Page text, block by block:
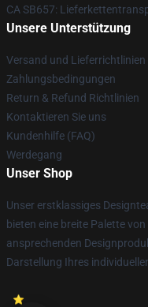
CA SB657:
Unsere Unterstützung
Versand und Lieferrichtlinien
Zahlungsbedingungen
Return & Refund Richtlinien
Kontaktieren Sie uns
Kundenhilfe (FAQ)
Werdegang
Unser Shop
Unser erstklassiges
bieten eine breite Palette
ansprechenden
Darstellung Ihres